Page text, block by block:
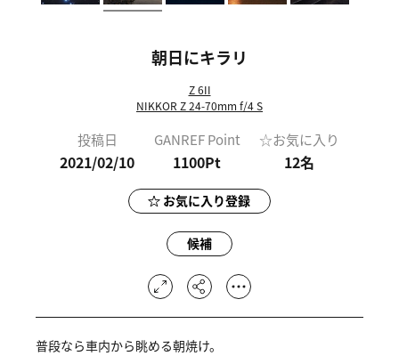
朝日にキラリ
Z 6II
NIKKOR Z 24-70mm f/4 S
投稿日
2021/02/10
GANREF Point
1100Pt
☆お気に入り
12名
お気に入り登録
候補
普段なら車内から眺める朝焼け。